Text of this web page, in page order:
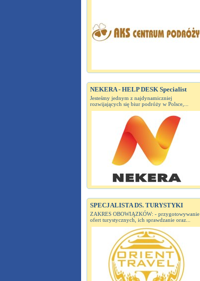
NEKERA - HELP DESK Specialist
Jesteśmy jednym z najdynamiczniej
rozwijających się biur podróży w Polsce,...
SPECJALISTA DS. TURYSTYKI
ZAKRES OBOWIĄZKÓW: - przygotowywanie
ofert turystycznych, ich sprawdzanie oraz...